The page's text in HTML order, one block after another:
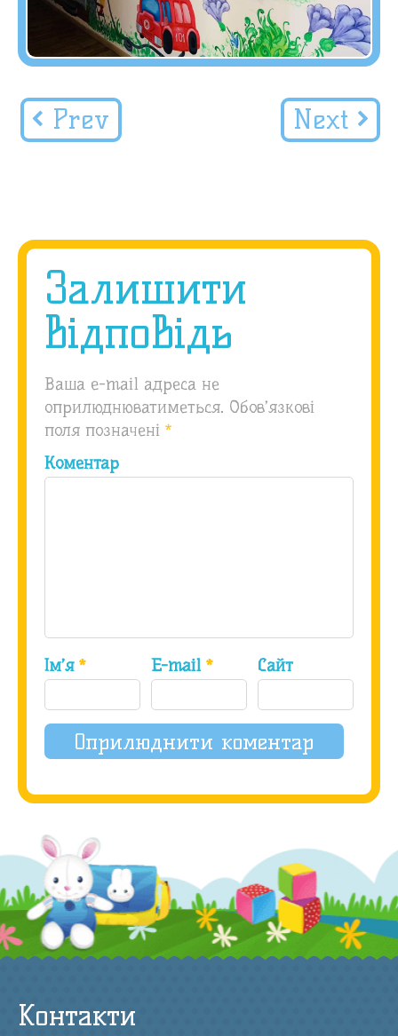
Prev Next
Залишити
відповідь
Ваша e-mail адреса не
оприлюднюватиметься. Обов’язкові
поля позначені *
Коментар
Ім’я * E-mail* Сайт
Контакти